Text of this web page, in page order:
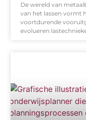
De wereld van
van het lassen vormt
voortdurende
evolueren